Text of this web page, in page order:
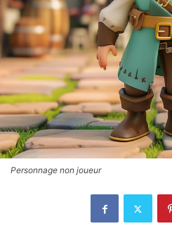
Personnage non joueur